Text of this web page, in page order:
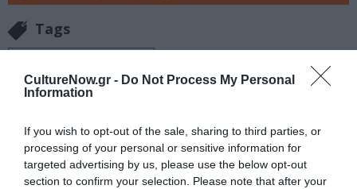
CultureNow.gr - Do Not Process My Personal
Information
If you wish to opt-out of the sale, sharing to third parties, or
processing of your personal or sensitive information for
targeted advertising by us, please use the below opt-out
section to confirm your selection. Please note that after your
Tags
ΝΕΕΣ ΤΑΙΝΙΕΣ - ΤΑΙΝΙΕΣ ΤΗΣ ΕΒΔΟΜΑΔΑΣ
ΞΕΝΕΣ ΤΑΙΝΙΕΣ
Newsletter
Κάθε βδομάδα στο e-mail σας τα τελευταία νέα για
την Τέχνη και τον Πολιτισμό!